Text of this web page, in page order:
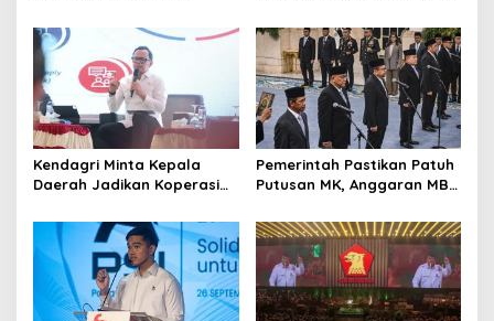
Perdamaian 2026
Kendagri Minta Kepala
Daerah Jadikan Koperasi
Ekonomi Desa
Pemerintah Pastikan Patuh
Putusan MK, Anggaran MBG
Pendidikan